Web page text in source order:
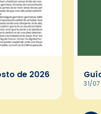
de 2026
31/